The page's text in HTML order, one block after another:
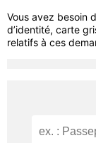
Vous avez besoin
d’identité, carte
relatifs à ces